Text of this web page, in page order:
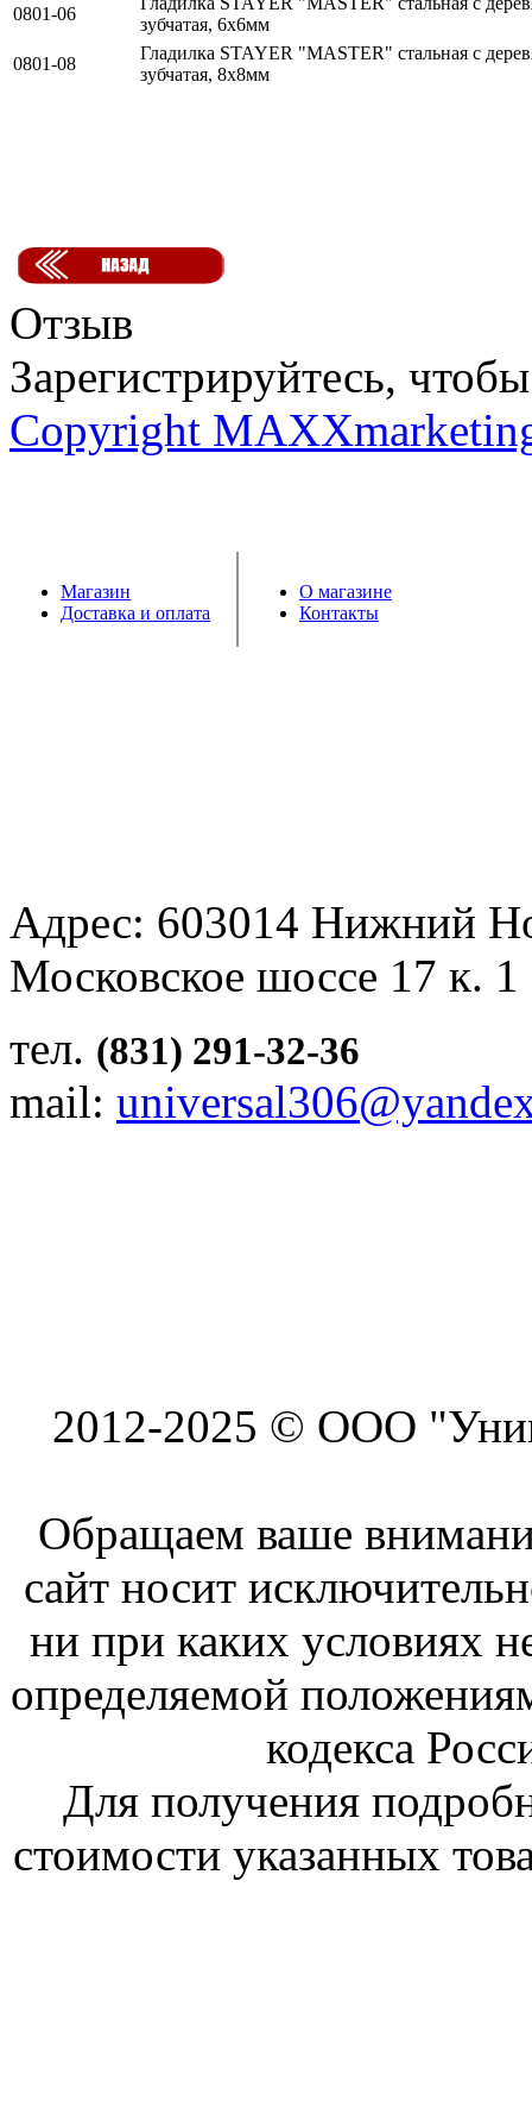
0801-06
зубчатая, 6х6мм
0801-08
Гладилка STAYER "MASTER" стальная с
зубчатая, 8х8мм
Отзыв
Зарегистрируйтесь,
Copyright
Магазин
Доставка и оплата
О магазине
Контакты
Адрес: 603014 Нижний
Московское шоссе 17 к.
тел. (831) 291-32-36
mail:
2012-2025 © ООО
Обращаем ваше
сайт носит
ни при каких условиях
определяемой
кодекса
Для получения
стоимости указанных